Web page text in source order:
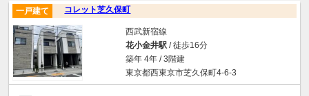
コレット芝久保町
一戸建て
西武新宿線
花小金井駅/ 徒歩16分
築年 4年 / 3階建
東京都西東京市芝久保町4-6-3